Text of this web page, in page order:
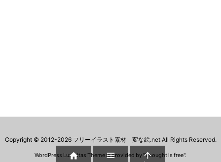
Copyright © 2012-2026 フリーイラスト素材 変な絵.netAll Rights Reserved.
WordPress Luxeritas Theme is provided by "Thought is free".
  